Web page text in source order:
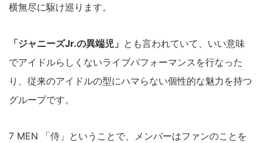
横無尽に駆け巡ります。
「ジャニーズJr.の異端児」 とも言われていて、いい意味
でアイドルらしくないライブパフォーマンスを行なった
り、従来のアイドルの型にハマらない個性的な魅力を持つ
グループです。
7 MEN 「侍」ということで、メンバーはファンのことを